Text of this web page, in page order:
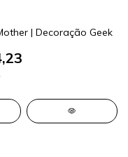
| Decoração Geek